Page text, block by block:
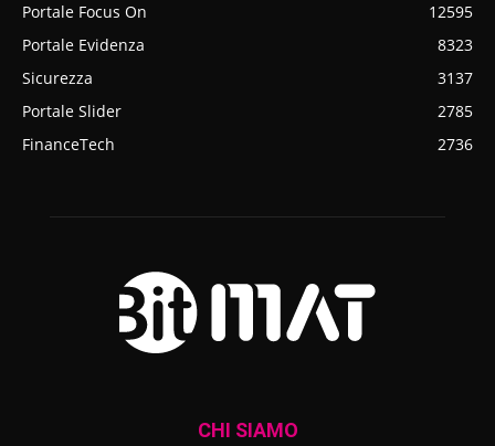
Portale Focus On
12595
Portale Evidenza
8323
Sicurezza
3137
Portale Slider
2785
FinanceTech
2736
CHI SIAMO